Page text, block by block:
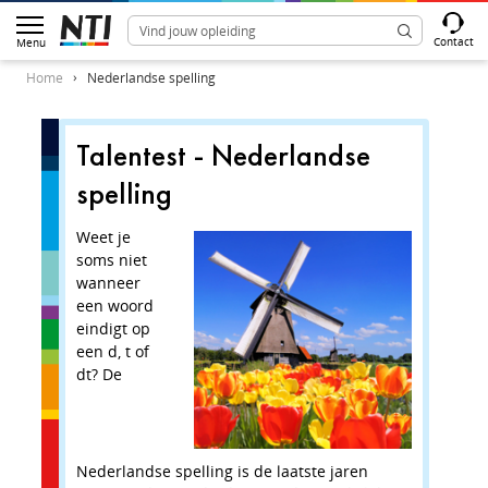
Menu Contact
Home Nederlandse spelling
Talentest - Nederlandse
spelling
Weet je
soms niet
wanneer
een woord
eindigt op
een d, t of
dt? De
Nederlandse spelling is de laatste jaren